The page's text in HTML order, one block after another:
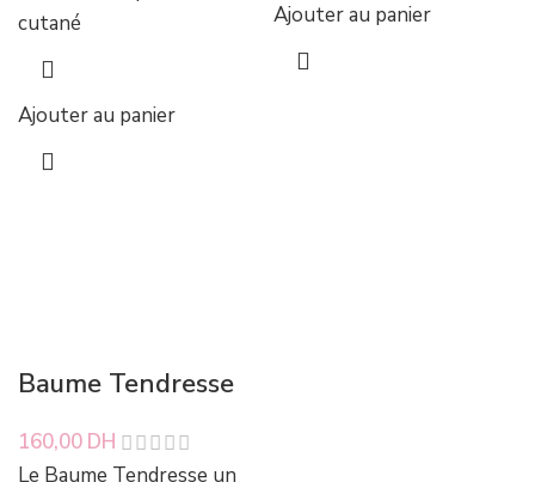
cutané
Ajouter au panier
Ajouter au panier
Baume Tendresse
160,00 DH
Le Baume Tendresse un